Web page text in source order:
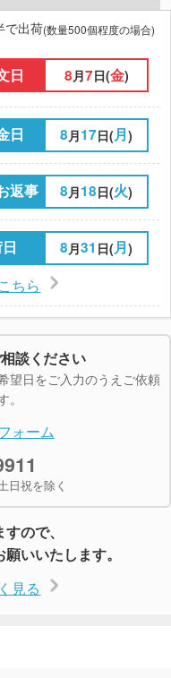
で出荷(数量500個程度の場合)
日 8月7日(金)
日 8 月17日(月)
返事 8 月18日(火)
8 月31 日(月)
ちら
談ください
望日をご入力のうえご依頼
ォーム
日祝を除く
ので、
いいたします。
見る